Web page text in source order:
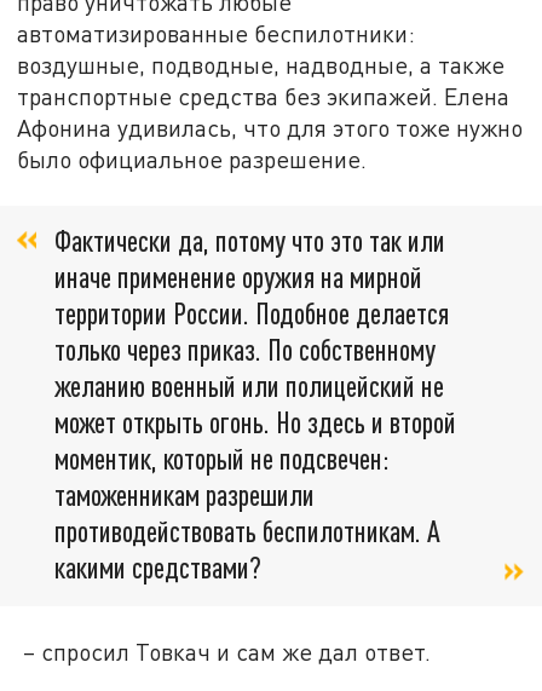
автоматизированные беспилотники:
воздушные, подводные, надводные, а также
транспортные средства без экипажей. Елена
Афонина удивилась, что для этого тоже нужно
было официальное разрешение.
Фактически да, потому что это так или
иначе применение оружия на мирной
территории России. Подобное делается
только через приказ. По собственному
желанию военный или полицейский не
может открыть огонь. Но здесь и второй
моментик, который не подсвечен:
таможенникам разрешили
противодействовать беспилотникам. А
какими средствами?
– спросил Товкач и сам же дал ответ.